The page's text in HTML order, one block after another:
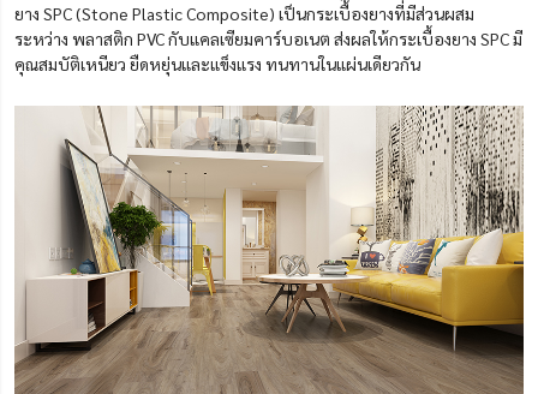
ยาง SPC (Stone Plastic Composite) เป็นกระเบื้องยางที่มีส่วนผสม
ระหว่าง พลาสติก PVC กับแคลเซียมคาร์บอเนต ส่งผลให้กระเบื้องยาง SPC มี
คุณสมบัติเหนียว ยืดหยุ่นและแข็งแรง ทนทานในแผ่นเดียวกัน